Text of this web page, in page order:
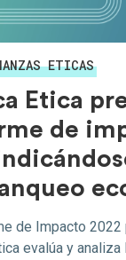
ETICAS
Etica
de
de Impacto
evalúa y analiza